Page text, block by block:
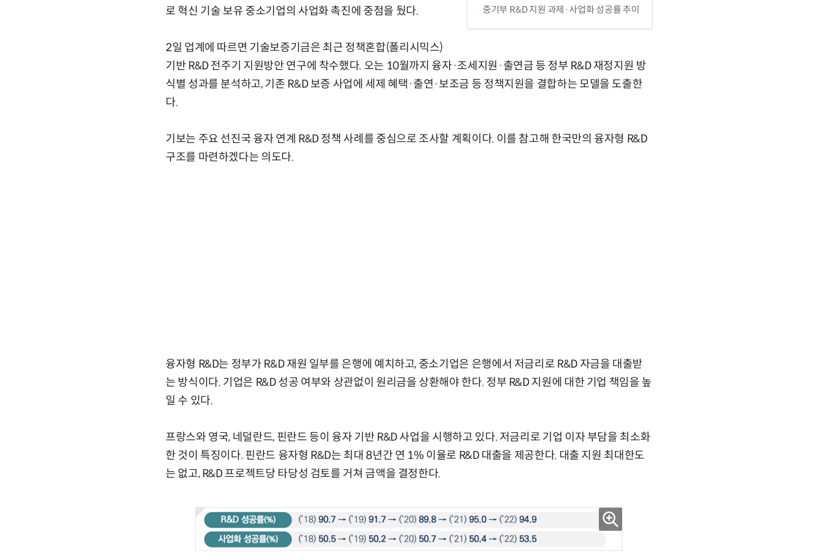
중기부 R&D 지원 과제·사업화 성공률 추이
로 혁신 기술 보유 중소기업의 사업화 촉진에 중점을 뒀다.
2일 업계에 따르면 기술보증기금은 최근 정책혼합(폴리시믹스)
기반 R&D 전주기 지원방안 연구에 착수했다. 오는 10월까지 융자·조세지원·출연금 등 정부 R&D 재정지원 방
식별 성과를 분석하고, 기존 R&D 보증 사업에 세제 혜택·출연·보조금 등 정책지원을 결합하는 모델을 도출한
다.
기보는 주요 선진국 융자 연계 R&D 정책 사례를 중심으로 조사할 계획이다. 이를 참고해 한국만의 융자형 R&D
구조를 마련하겠다는 의도다.
융자형 R&D는 정부가 R&D 재원 일부를 은행에 예치하고, 중소기업은 은행에서 저금리로 R&D 자금을 대출받
는 방식이다. 기업은 R&D 성공 여부와 상관없이 원리금을 상환해야 한다. 정부 R&D 지원에 대한 기업 책임을 높
일 수 있다.
프랑스와 영국, 네덜란드, 핀란드 등이 융자 기반 R&D 사업을 시행하고 있다. 저금리로 기업 이자 부담을 최소화
한 것이 특징이다. 핀란드 융자형 R&D는 최대 8년간 연 1% 이율로 R&D 대출을 제공한다. 대출 지원 최대한도
는 없고, R&D 프로젝트당 타당성 검토를 거쳐 금액을 결정한다.